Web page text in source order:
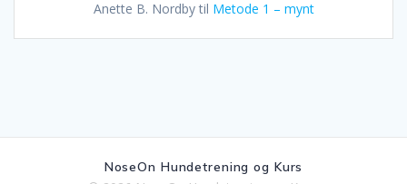
Anette B. Nordbytil Metode 1 – mynt
NoseOn Hundetrening og Kurs